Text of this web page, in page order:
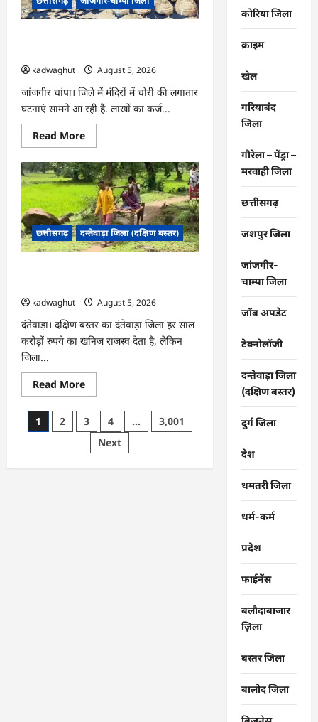
की
तस्वीर,
स्वच्छ
…
kadwaghut
August 5, 2026
जांजगीर चांपा। जिले में मंदिरों में चोरी की लगातार
घटनाएं सामने आ रही हैं. लाखों का कर्ज...
Read MoreRead
more
CG
:
दो
भाई
लगातार
मंदिरों
में
कर
रहे
थे
खुलासा
छत्तीसगढ़ दन्तेवाड़ा जिला (दक्षिण बस्तर)
kadwaghut
August 5, 2026
दंतेवाड़ा। दक्षिण बस्तर का दंतेवाड़ा जिला हर साल
करोड़ों रुपये का खनिज राजस्व देता है, लेकिन
जिला...
Read MoreRead
more
CG
:
खाट
एक
Posts
1 2 3 4 …
3,001
Next
कोरिया जिला
क्राइम
खेल
गरियाबंद
जिला
गौरेला – पेंड्रा –
मरवाही जिला
छत्तीसगढ़
जशपुर जिला
जांजगीर-
चाम्पा जिला
जॉब अपडेट
टेक्नोलॉजी
दन्तेवाड़ा जिला
(दक्षिण बस्तर)
दुर्ग जिला
देश
धमतरी जिला
धर्म-कर्म
प्रदेश
फाईनेंस
बलौदाबाजार
ज़िला
बस्तर जिला
बालोद जिला